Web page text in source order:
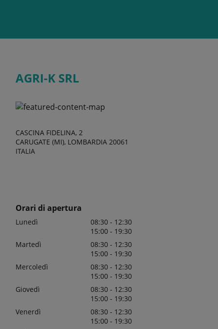
AGRI-K SRL
CASCINA FIDELINA, 2
CARUGATE (MI), LOMBARDIA 20061
ITALIA
Orari di apertura
Lunedì
08:30 - 12:30
15:00 - 19:30
Martedì
08:30 - 12:30
15:00 - 19:30
Mercoledì
08:30 - 12:30
15:00 - 19:30
Giovedì
08:30 - 12:30
15:00 - 19:30
Venerdì
08:30 - 12:30
15:00 - 19:30